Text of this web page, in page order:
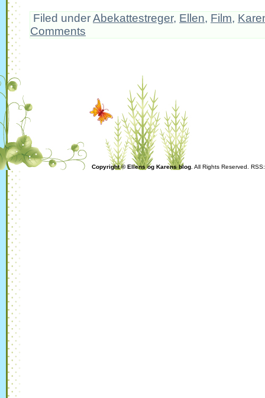
Filed underAbekattestreger, Ellen, Film,
Comments
Copyright © Ellens og Karens blog. All Rights Reserved.